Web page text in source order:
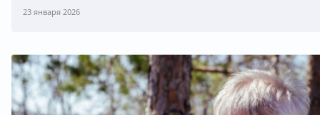
23 января 2026